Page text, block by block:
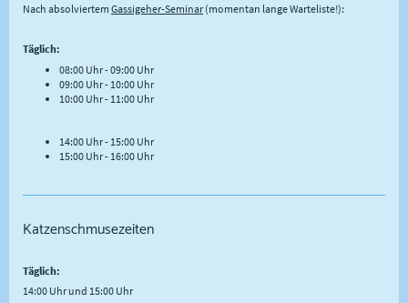
Nach absolviertem Gassigeher-Seminar (momentan lange Warteliste!):
Täglich:
08:00 Uhr - 09:00 Uhr
09:00 Uhr - 10:00 Uhr
10:00 Uhr - 11:00 Uhr
14:00 Uhr - 15:00 Uhr
15:00 Uhr - 16:00 Uhr
Katzenschmusezeiten
Täglich:
14:00 Uhr und 15:00 Uhr